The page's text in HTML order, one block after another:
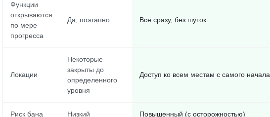
Функции
открываются
по мере
прогресса
Да, поэтапно Все сразу, без шуток
Локации
Некоторые
закрыты до
определенного
уровня
Доступ ко всем местам с самого начала
Риск бана Низкий Повышенный (с осторожностью)